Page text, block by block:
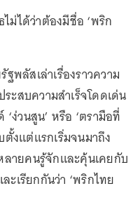
ม่ได้ว่าต้องมีชื่อ ‘พริก
พลัสเล่าเรื่องราวความ
ะสบความสำเร็จโดดเด่น
ง่วนสูน’ หรือ ‘ตรามือที่
งแต่แรกเริ่มจนมาถึง
ายคนรู้จักและคุ้นเคยกับ
เรียกกันว่า ‘พริกไทย